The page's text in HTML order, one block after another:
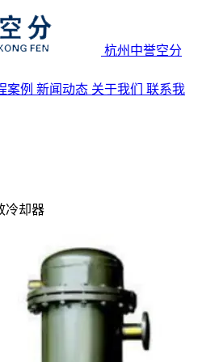
杭州中誉空分
案例 新闻动态 关于我们 联系我
冷却器